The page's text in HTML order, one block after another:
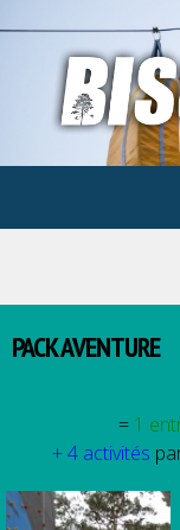
PACK AVENTURE
= 1
+ 4 activités